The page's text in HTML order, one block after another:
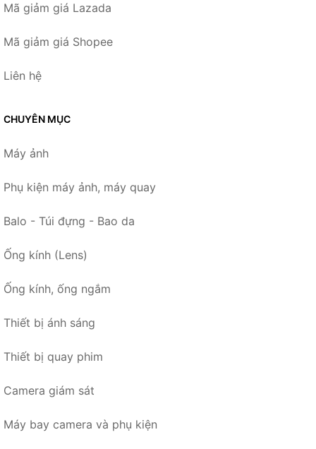
Mã giảm giá Lazada
Mã giảm giá Shopee
Liên hệ
CHUYÊN MỤC
Máy ảnh
Phụ kiện máy ảnh, máy quay
Balo - Túi đựng - Bao da
Ống kính (Lens)
Ống kính, ống ngắm
Thiết bị ánh sáng
Thiết bị quay phim
Camera giám sát
Máy bay camera và phụ kiện